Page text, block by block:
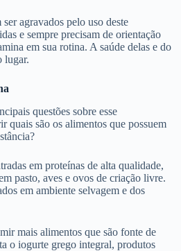
ser agravados pelo uso deste
e sempre precisam de orientação
em sua rotina. A saúde delas e do
lugar.
questões sobre esse
quais são os alimentos que possuem
em proteínas de alta qualidade,
pasto, aves e ovos de criação livre.
em ambiente selvagem e dos
mais alimentos que são fonte de
o iogurte grego integral, produtos